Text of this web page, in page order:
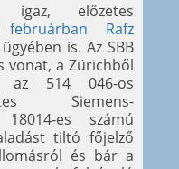
igaz, előzetes
Rafz
ügyében is. Az SBB
vonat, a Zürichből
az 514 046-os
Siemens-
es számú
tiltó főjelző
és bár a